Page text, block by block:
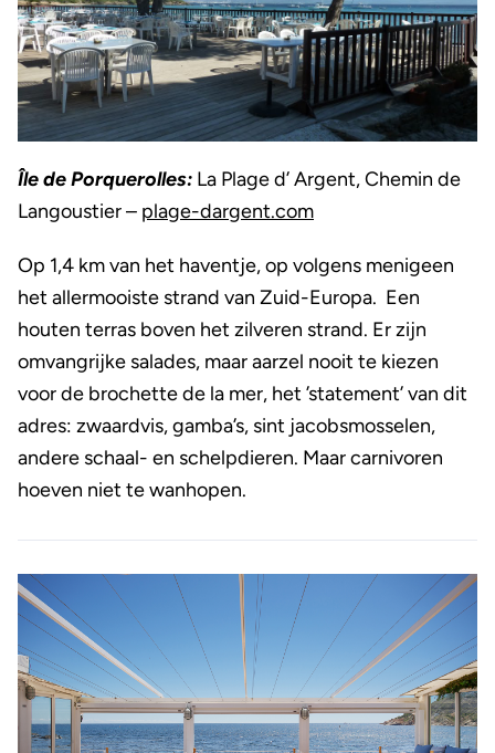
Île de Porquerolles: La Plage d’ Argent, Chemin de
Langoustier – plage-dargent.com
Op 1,4 km van het haventje, op volgens menigeen
het allermooiste strand van Zuid-Europa. Een
houten terras boven het zilveren strand. Er zijn
omvangrijke salades, maar aarzel nooit te kiezen
voor de brochette de la mer, het ’statement’ van dit
adres: zwaardvis, gamba’s, sint jacobsmosselen,
andere schaal- en schelpdieren. Maar carnivoren
hoeven niet te wanhopen.